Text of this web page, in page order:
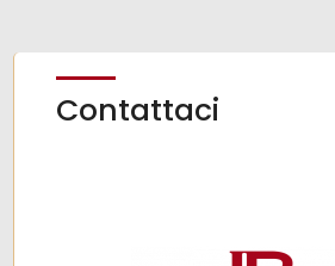
Contattaci